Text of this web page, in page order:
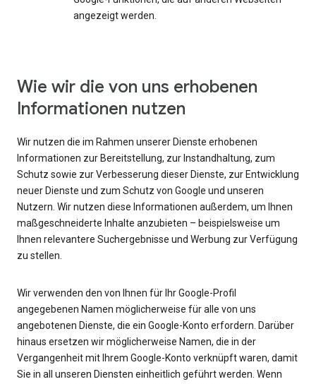
angezeigt werden.
Wie wir die von uns erhobenen
Informationen nutzen
Wir nutzen die im Rahmen unserer Dienste erhobenen
Informationen zur Bereitstellung, zur Instandhaltung, zum
Schutz sowie zur Verbesserung dieser Dienste, zur Entwicklung
neuer Dienste und zum Schutz von Google und unseren
Nutzern. Wir nutzen diese Informationen außerdem, um Ihnen
maßgeschneiderte Inhalte anzubieten – beispielsweise um
Ihnen relevantere Suchergebnisse und Werbung zur Verfügung
zu stellen.
Wir verwenden den von Ihnen für Ihr Google-Profil
angegebenen Namen möglicherweise für alle von uns
angebotenen Dienste, die ein Google-Konto erfordern. Darüber
hinaus ersetzen wir möglicherweise Namen, die in der
Vergangenheit mit Ihrem Google-Konto verknüpft waren, damit
Sie in all unseren Diensten einheitlich geführt werden. Wenn